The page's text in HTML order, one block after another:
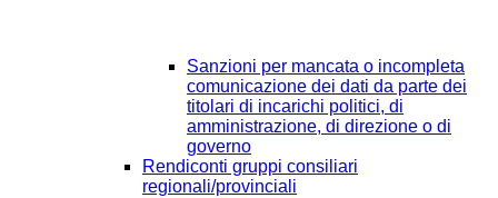
Sanzioni per mancata o incompleta
comunicazione dei dati da parte dei
titolari di incarichi politici, di
amministrazione, di direzione o di
governo
Rendiconti gruppi consiliari
regionali/provinciali